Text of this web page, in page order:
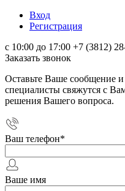
Вход
Регистрация
с 10:00 до 17:00 +7 (3812)
Заказать звонок
Оставьте Ваше сообщение
специалисты свяжутся с
решения Вашего вопроса.
Ваш телефон*
Ваше имя